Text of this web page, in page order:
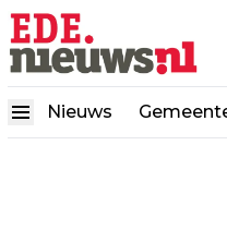
Nieuws